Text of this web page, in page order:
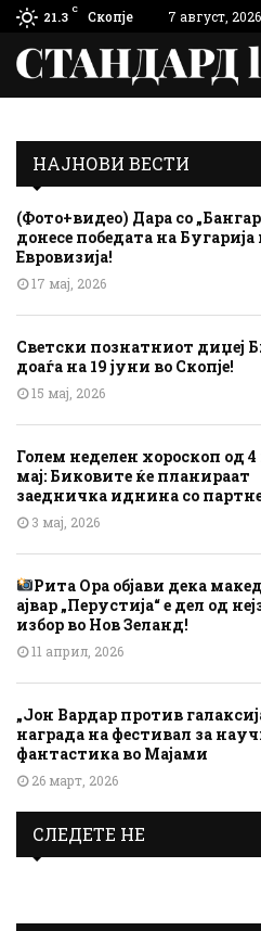
21.3 C Скопје 7 август, 2026
НАЈНОВИ ВЕСТИ
(Фото+видео) Дара со
донесе победата на Бугарија
Евровизија!
17 мај, 2026
Светски познатниот диџеј
доаѓа на 19 јуни во Скопје!
15 мај, 2026
Голем неделен хороскоп од 4
мај: Биковите ќе планираат
заедничка иднина со
3 мај, 2026
Рита Ора објави дека
ајвар „Перустија“ е дел од
избор во Нов Зеланд!
11 април, 2026
„Јон Вардар против
награда на фестивал за
фантастика во Мајами
26 март, 2026
СЛЕДЕТЕ НЕ